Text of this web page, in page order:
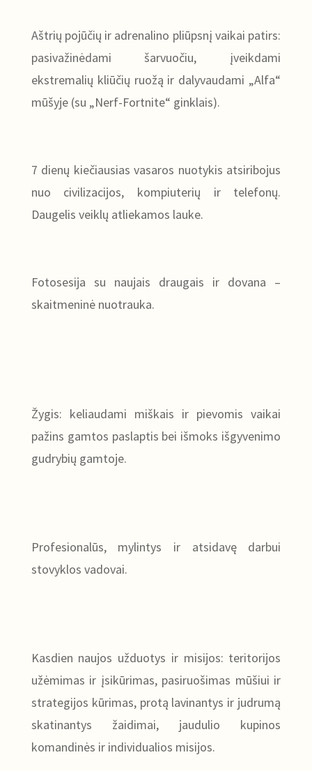
Aštrių pojūčių ir adrenalino pliūpsnį vaikai patirs:
pasivažinėdami šarvuočiu, įveikdami
ekstremalių kliūčių ruožą ir dalyvaudami „Alfa“
mūšyje (su „Nerf-Fortnite“ ginklais).
7 dienų kiečiausias vasaros nuotykis atsiribojus
nuo civilizacijos, kompiuterių ir telefonų.
Daugelis veiklų atliekamos lauke.
Fotosesija su naujais draugais ir dovana –
skaitmeninė nuotrauka.
Žygis: keliaudami miškais ir pievomis vaikai
pažins gamtos paslaptis bei išmoks išgyvenimo
gudrybių gamtoje.
Profesionalūs, mylintys ir atsidavę darbui
stovyklos vadovai.
Kasdien naujos užduotys ir misijos: teritorijos
užėmimas ir įsikūrimas, pasiruošimas mūšiui ir
strategijos kūrimas, protą lavinantys ir judrumą
skatinantys žaidimai, jaudulio kupinos
komandinės ir individualios misijos.